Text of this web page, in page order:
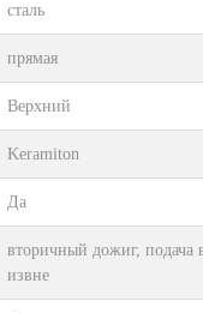
сталь
прямая
Верхний
Keramiton
Да
вторичный дожиг, подача
извне